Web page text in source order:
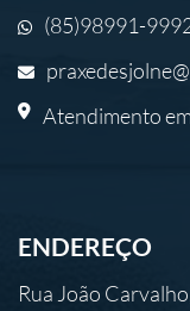
(85)98991-
Atendimento
ENDEREÇO
Rua João